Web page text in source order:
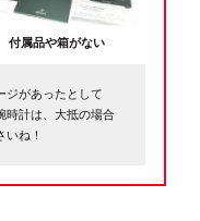
付属品や箱がない
ジがあったとして
時計は、大抵の場合
ね！